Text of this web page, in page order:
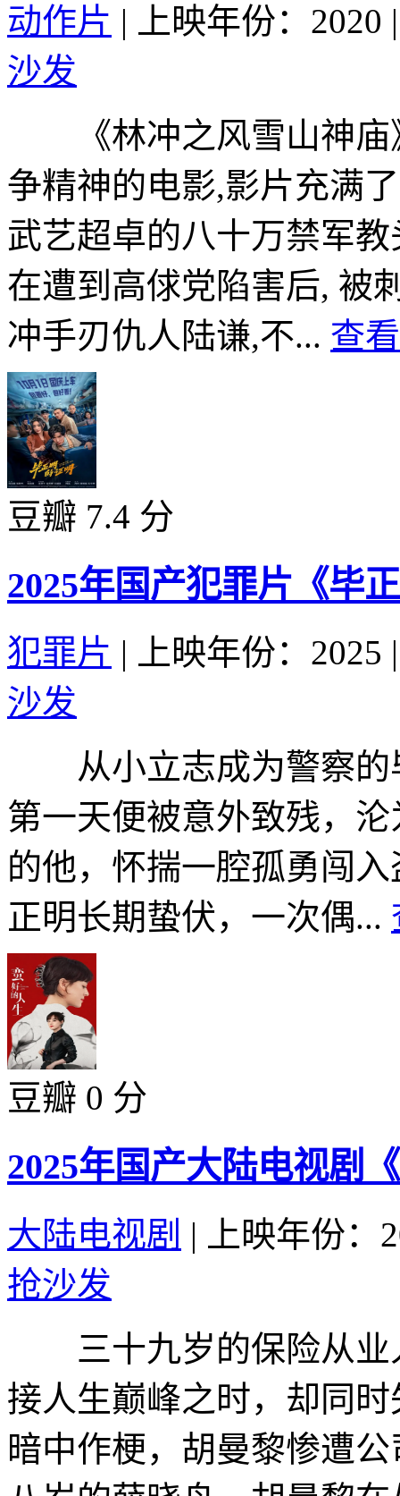
动作片 | 上映年份：2020 |
沙发
《林冲之风雪山神庙
争精神的电影,影片充满
武艺超卓的八十万禁军
在遭到高俅党陷害后, 被
冲手刃仇人陆谦,不... 查
豆瓣 7.4 分
2025年国产犯罪片《毕
犯罪片 | 上映年份：2025 |
沙发
从小立志成为警察的
第一天便被意外致残，
的他，怀揣一腔孤勇闯
正明长期蛰伏，一次偶...
豆瓣 0 分
2025年国产大陆电视剧
大陆电视剧 |
上映年份：
抢沙发
三十九岁的保险从业
接人生巅峰之时，却同
暗中作梗，胡曼黎惨遭